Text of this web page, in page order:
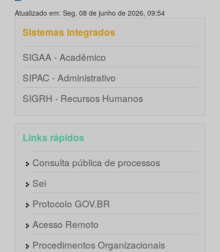
Atualizado em: Seg, 08 de junho de 2026, 09:54
Sistemas integrados
SIGAA - Acadêmico
SIPAC - Administrativo
SIGRH - Recursos Humanos
Links rápidos
Consulta pública de processos
Sei
Protocolo GOV.BR
Acesso Remoto
Procedimentos Organizacionais